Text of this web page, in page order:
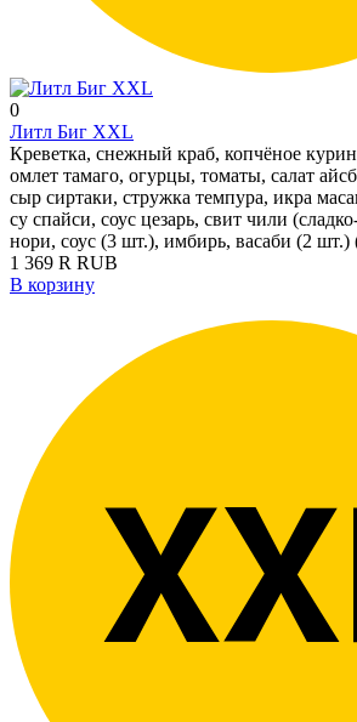
0
Литл Биг XXL
Креветка, снежный краб, копчёное
омлет тамаго, огурцы, томаты, салат
сыр сиртаки, стружка темпура, икра
су спайси, соус цезарь, свит чили
нори, соус (3 шт.), имбирь, васаби (2 шт.)
1 369 R RUB
В корзину